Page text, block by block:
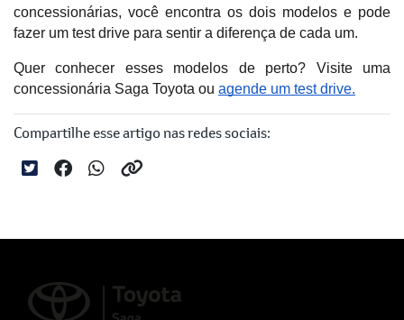
concessionárias, você encontra os dois modelos e pode
fazer um test drive para sentir a diferença de cada um.
Quer conhecer esses modelos de perto? Visite uma
concessionária Saga Toyota ou agende um test drive.
Compartilhe esse artigo nas redes sociais: